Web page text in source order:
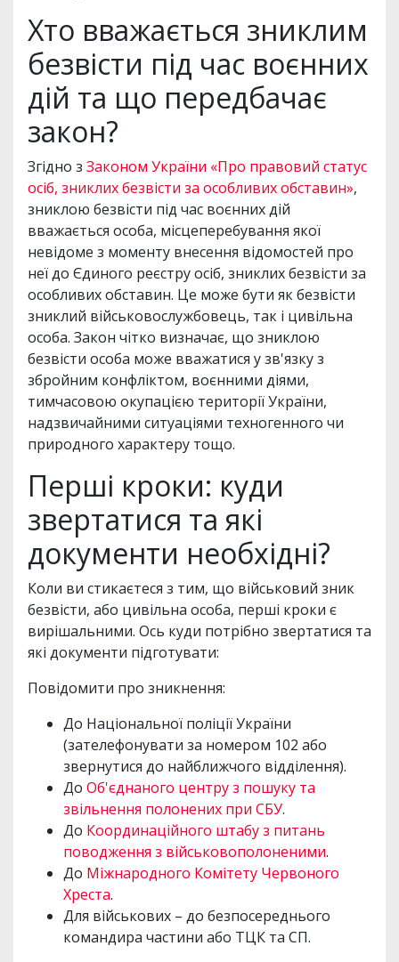
Хто вважається зниклим
безвісти під час воєнних
дій та що передбачає
закон?
Згідно з Законом України «Про правовий статус
осіб, зниклих безвісти за особливих обставин»,
зниклою безвісти під час воєнних дій
вважається особа, місцеперебування якої
невідоме з моменту внесення відомостей про
неї до Єдиного реєстру осіб, зниклих безвісти за
особливих обставин. Це може бути як безвісти
зниклий військовослужбовець, так і цивільна
особа. Закон чітко визначає, що зниклою
безвісти особа може вважатися у зв'язку з
збройним конфліктом, воєнними діями,
тимчасовою окупацією території України,
надзвичайними ситуаціями техногенного чи
природного характеру тощо.
Перші кроки: куди
звертатися та які
документи необхідні?
Коли ви стикаєтеся з тим, що військовий зник
безвісти, або цивільна особа, перші кроки є
вирішальними. Ось куди потрібно звертатися та
які документи підготувати:
Повідомити про зникнення:
До Національної поліції України
(зателефонувати за номером 102 або
звернутися до найближчого відділення).
До Об'єднаного центру з пошуку та
звільнення полонених при СБУ.
До Координаційного штабу з питань
поводження з військовополоненими.
До Міжнародного Комітету Червоного
Хреста.
Для військових – до безпосереднього
командира частини або ТЦК та СП.